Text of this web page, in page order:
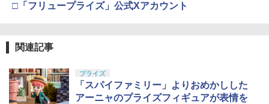
□「フリュープライズ」公式Xアカウント
関連記事
プライズ
「スパイファミリー」よりおめかしした
アーニャのプライズフィギュアが表情を